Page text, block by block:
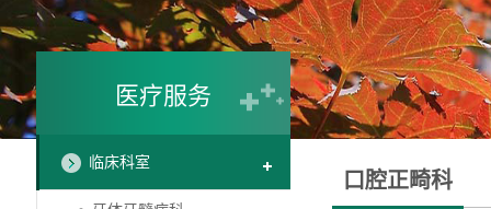
医疗服务
临床科室
口腔正畸科